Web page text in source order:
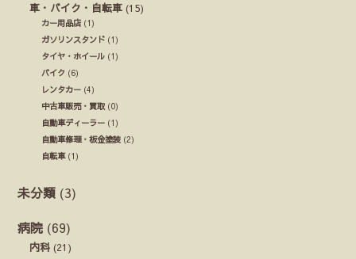
車・バイク・自転車 (15)
カー用品店 (1)
ガソリンスタンド (1)
タイヤ・ホイール (1)
バイク (6)
レンタカー (4)
中古車販売・買取 (0)
自動車ディーラー (1)
自動車修理・板金塗装 (2)
自転車(1)
未分類 (3)
病院 (69)
内科 (21)